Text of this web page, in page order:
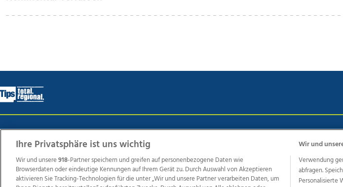
Weitere Angebote des Medienhauses
Ihre Privatsphäre ist uns wichtig
Wir und unsere918-Partner speichern und greifen auf personenbezogene Daten wie
Browserdaten oder eindeutige Kennungen auf Ihrem Gerät zu. Durch Auswahl von Akzeptieren
aktivieren Sie Tracking-Technologien für die unter „Wir und unsere Partner verarbeiten Daten, um
Wir und
Verwendung
abfragen.
Personalisierte